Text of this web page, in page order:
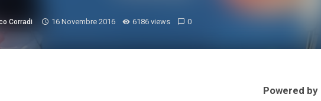
Corradi 16 Novembre 2016 6186 views 0
Powered by